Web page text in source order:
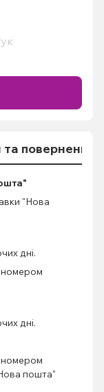
повернення
"Нова
дні.
номером
дні.
номером
пошта"